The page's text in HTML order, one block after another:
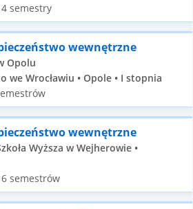
semestry
wewnętrzne
Opolu
we Wrocławiu • Opole • I stopnia
wewnętrzne
Wyższa w Wejherowie •
semestrów